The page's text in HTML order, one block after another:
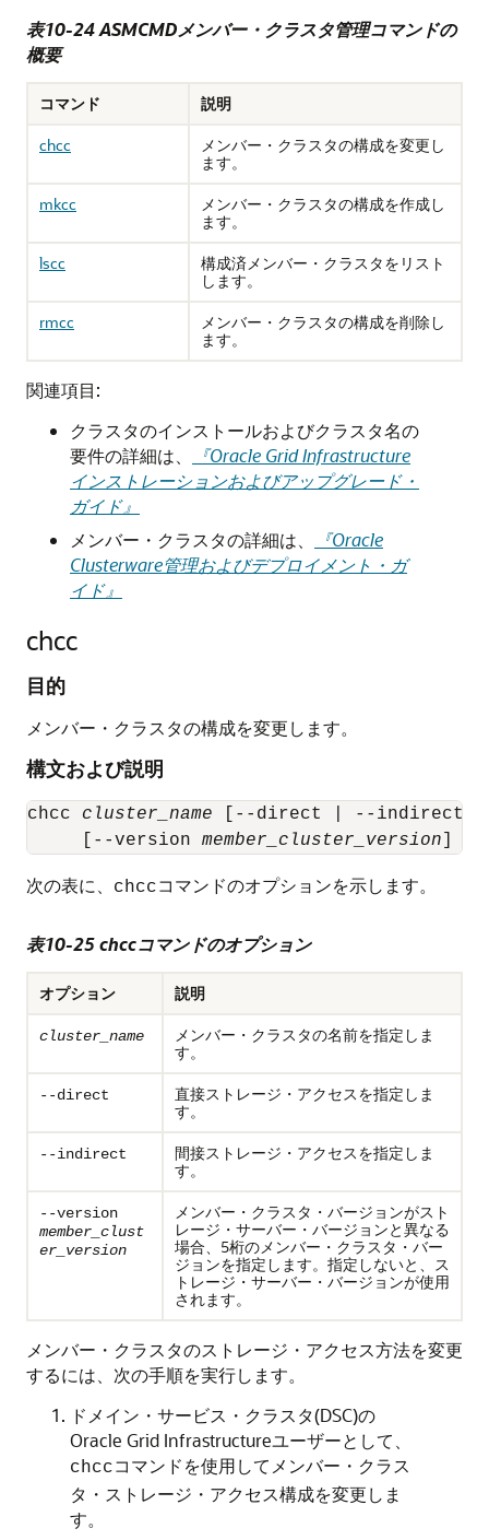
表10-24 ASMCMDメンバー・クラスタ管理コマンドの
概要
コマンド
説明
chcc
メンバー・クラスタの構成を変更し
ます。
mkcc
メンバー・クラスタの構成を作成し
ます。
lscc
構成済メンバー・クラスタをリスト
します。
rmcc
メンバー・クラスタの構成を削除し
ます。
関連項目:
クラスタのインストールおよびクラスタ名の
要件の詳細は、
『Oracle Grid Infrastructure
インストレーションおよびアップグレード・
ガイド』
メンバー・クラスタの詳細は、
『Oracle
Clusterware管理およびデプロイメント・ガ
イド』
chcc
目的
メンバー・クラスタの構成を変更します。
構文および説明
chcc cluster_name [--direct | --indirect]
     [--version
member_cluster_version
次の表に、 chccコマンドのオプションを示します。
表10-25 chccコマンドのオプション
オプション 説明
cluster_name
メンバー・クラスタの名前を指定しま
す。
--direct
直接ストレージ・アクセスを指定しま
す。
--indirect
間接ストレージ・アクセスを指定しま
す。
--version
member_clust
er_version
メンバー・クラスタ・バージョンがスト
レージ・サーバー・バージョンと異なる
場合、5桁のメンバー・クラスタ・バー
ジョンを指定します。指定しないと、ス
トレージ・サーバー・バージョンが使用
されます。
メンバー・クラスタのストレージ・アクセス方法を変更
するには、次の手順を実行します。
ドメイン・サービス・クラスタ(DSC)の
Oracle Grid Infrastructureユーザーとして、
chccコマンドを使用してメンバー・クラス
タ・ストレージ・アクセス構成を変更しま
す。